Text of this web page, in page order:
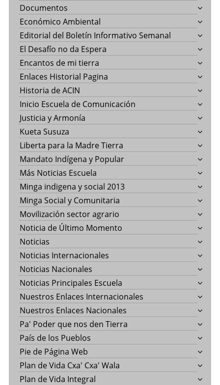
Documentos
Económico Ambiental
Editorial del Boletín Informativo Semanal
El Desafío no da Espera
Encantos de mi tierra
Enlaces Historial Pagina
Historia de ACIN
Inicio Escuela de Comunicación
Justicia y Armonía
Kueta Susuza
Liberta para la Madre Tierra
Mandato Indígena y Popular
Más Noticias Escuela
Minga indigena y social 2013
Minga Social y Comunitaria
Movilización sector agrario
Noticia de Último Momento
Noticias
Noticias Internacionales
Noticias Nacionales
Noticias Principales Escuela
Nuestros Enlaces Internacionales
Nuestros Enlaces Nacionales
Pa' Poder que nos den Tierra
País de los Pueblos
Pie de Página Web
Plan de Vida Cxa' Cxa' Wala
Plan de Vida Integral